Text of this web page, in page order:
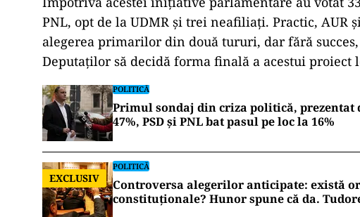
AUR și USR, braț la braț, pentru
din două tururi
Potrivit datelor publicate de Senat, la votul final s-
„pentru”, 56 „împotrivă
„pentru”, USR a avut 16, Pace – Întâi România a
neafiliați au susținut proiectul.